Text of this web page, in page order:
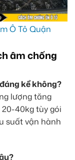
âm chống
kể không?
lượng tăng
40kg tùy gói
suất vận hành